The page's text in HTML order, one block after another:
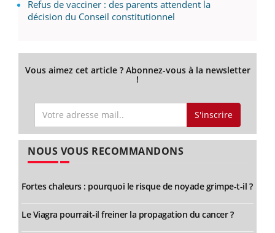
Refus de vacciner : des parents attendent la
décision du Conseil constitutionnel
Vous aimez cet article ? Abonnez-vous à la newsletter
!
S'inscrire
NOUS VOUS RECOMMANDONS
Fortes chaleurs : pourquoi le risque de noyade grimpe-t-il ?
Le Viagra pourrait-il freiner la propagation du cancer ?